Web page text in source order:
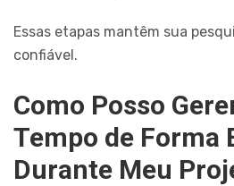
Essas etapas mantêm sua
confiável.
Como Posso
Tempo de Forma
Durante Meu